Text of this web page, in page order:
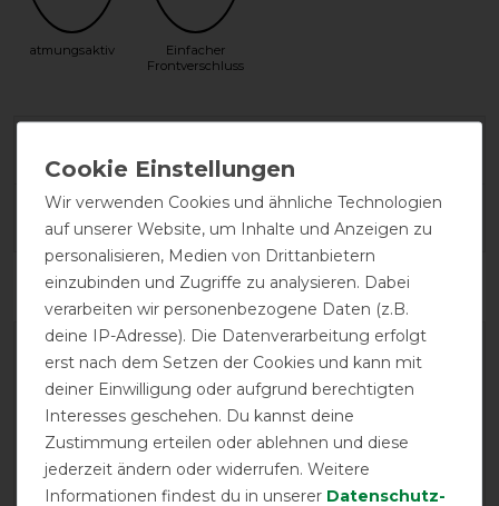
atmungsaktiv
Einfacher
Frontverschluss
Wasch- und Pflegehinweis
EXCELLENT
Wir verwenden Cookies und ähnliche Technologien
auf unserer Website, um Inhalte und Anzeigen zu
personalisieren, Medien von Drittanbietern
einzubinden und Zugriffe zu analysieren. Dabei
verarbeiten wir personenbezogene Daten (z.B.
deine IP-Adresse). Die Datenverarbeitung erfolgt
erst nach dem Setzen der Cookies und kann mit
deiner Einwilligung oder aufgrund berechtigten
Interesses geschehen. Du kannst deine
Zustimmung erteilen oder ablehnen und diese
jederzeit ändern oder widerrufen. Weitere
Informationen findest du in unserer Daten­schutz­